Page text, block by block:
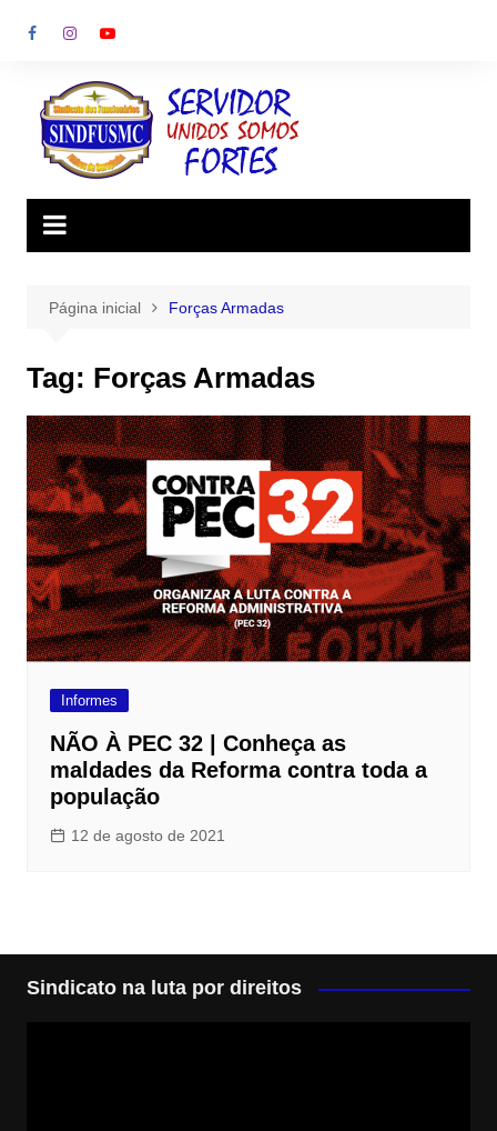
para
conteúdo
Página inicial Forças Armadas
Tag: Forças Armadas
Informes
NÃO À PEC 32 | Conheça as
maldades da Reforma contra toda a
população
12 de agosto de 2021
Sindicato na luta por direitos